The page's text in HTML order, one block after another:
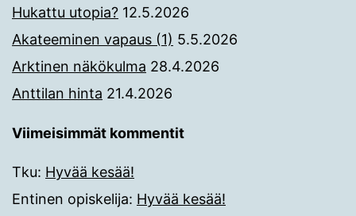
Hukattu utopia? 12.5.2026
Akateeminen vapaus (1) 5.5.2026
Arktinen näkökulma 28.4.2026
Anttilan hinta 21.4.2026
Viimeisimmät kommentit
Tku: Hyvää kesää!
Entinen opiskelija: Hyvää kesää!